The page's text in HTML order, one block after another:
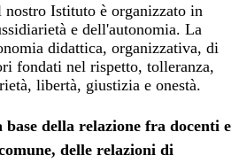
Istituto è organizzato in
e dell'autonomia. La
didattica, organizzativa, di
fondati nel rispetto, tolleranza,
libertà, giustizia e onestà.
della relazione fra docenti e
delle relazioni di